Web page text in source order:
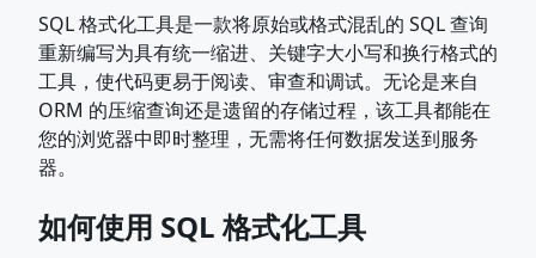
SQL 格式化工具是一款将原始或格式混乱的 SQL 查询
重新编写为具有统一缩进、关键字大小写和换行格式的
工具，使代码更易于阅读、审查和调试。无论是来自
ORM 的压缩查询还是遗留的存储过程，该工具都能在
您的浏览器中即时整理，无需将任何数据发送到服务
器。
如何使用 SQL 格式化工具